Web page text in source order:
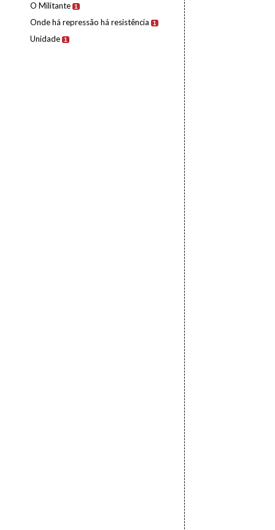
O Militante 1
Onde há repressão há resistência 1
Unidade 1